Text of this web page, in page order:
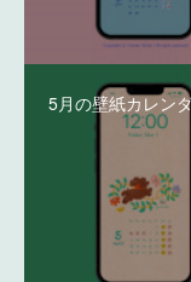
5月の壁紙カレン